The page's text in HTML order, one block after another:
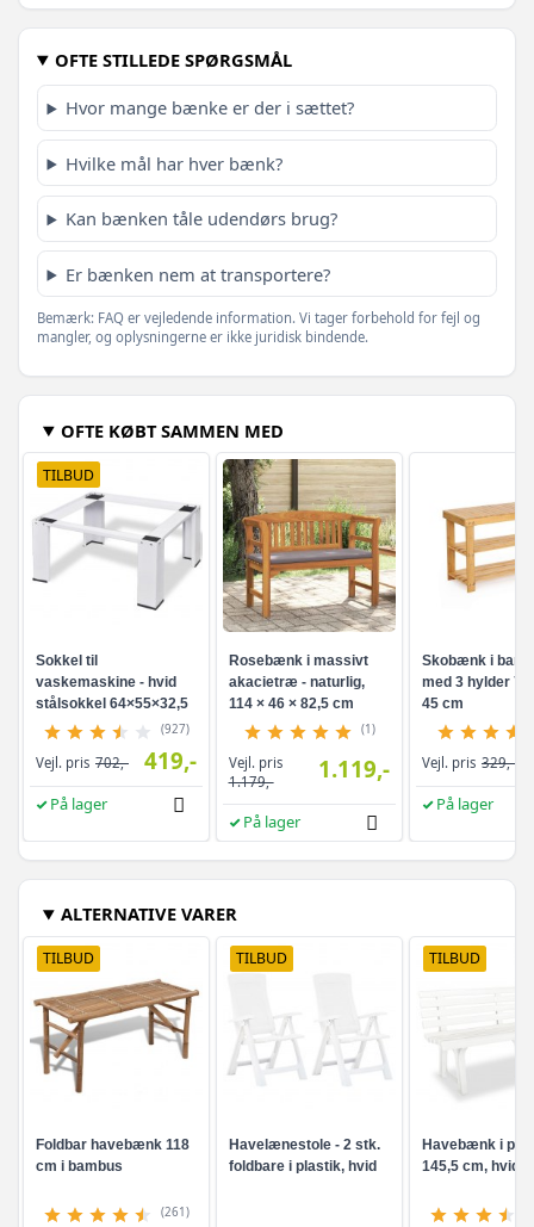
OFTE STILLEDE SPØRGSMÅL
Hvor mange bænke er der i sættet?
Hvilke mål har hver bænk?
Kan bænken tåle udendørs brug?
Er bænken nem at transportere?
Bemærk: FAQ er vejledende information. Vi tager forbehold for fejl og
mangler, og oplysningerne er ikke juridisk bindende.
OFTE KØBT SAMMEN MED
TILBUD
Sokkel til
vaskemaskine - hvid
stålsokkel 64×55×32,5
cm
(927)
Vejl. pris 702,- 419,-
På lager
Rosebænk i massivt
akacietræ - naturlig,
114 × 46 × 82,5 cm
(1)
Vejl. pris
1.179,-
1.119,-
På lager
Skobænk i
med 3 hylder 70
45 cm
Vejl. pris 329,-
På lager
ALTERNATIVE VARER
TILBUD
Foldbar havebænk 118
cm i bambus
(261)
TILBUD
Havelænestole - 2 stk.
foldbare i plastik, hvid
TILBUD
Havebænk i
145,5 cm, hvid